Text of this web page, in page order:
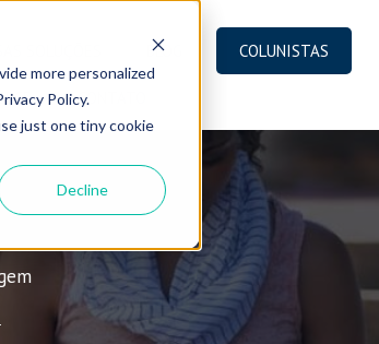
more personalized
Policy.
just one tiny cookie
Decline
BLOG COLUNISTAS
CONTATO